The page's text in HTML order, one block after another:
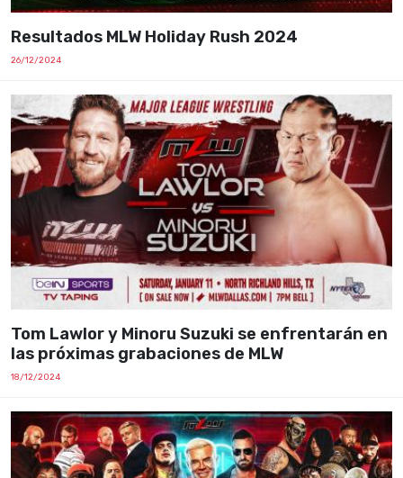
Resultados MLW Holiday Rush 2024
26/12/2024
Tom Lawlor y Minoru Suzuki se enfrentarán en
las próximas grabaciones de MLW
18/12/2024